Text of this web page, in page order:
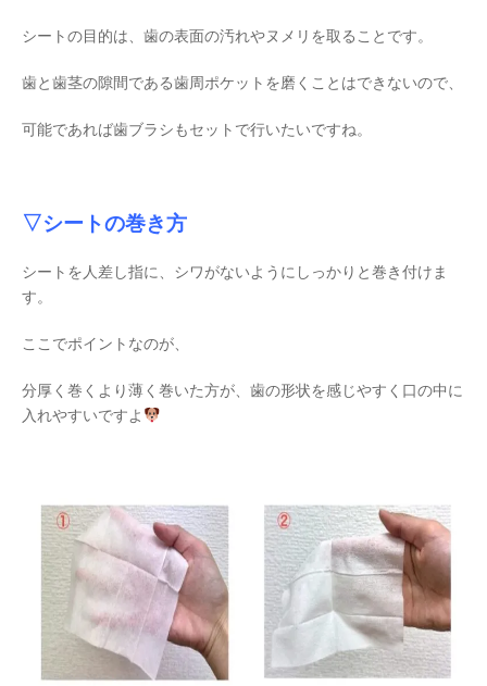
シートの目的は、歯の表面の汚れやヌメリを取ることです。
歯と歯茎の隙間である歯周ポケットを磨くことはできないので、
可能であれば歯ブラシもセットで行いたいですね。
▽シートの巻き方
シートを人差し指に、シワがないようにしっかりと巻き付けま
す。
ここでポイントなのが、
分厚く巻くより薄く巻いた方が、歯の形状を感じやすく口の中に
入れやすいですよ